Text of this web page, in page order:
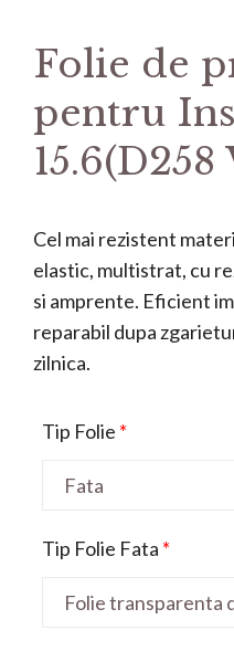
Folie de
pentru
Cel mai rezistent
elastic, multistrat, cu
si amprente. Eficient
reparabil dupa
zilnica.
Tip Folie *
Tip Folie Fata *